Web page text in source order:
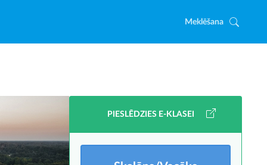
Meklēšana
PIESLĒDZIES E-KLASEI